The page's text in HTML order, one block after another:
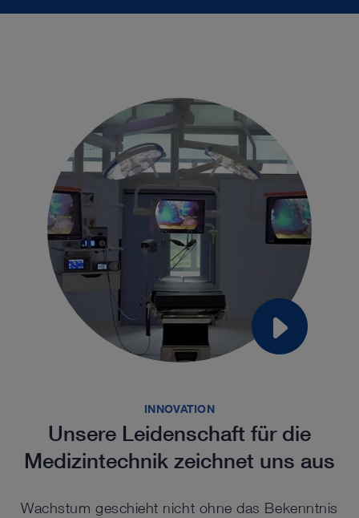
INNOVATION
Unsere Leidenschaft für die
Medizintechnik zeichnet uns aus
Wachstum geschieht nicht ohne das Bekenntnis